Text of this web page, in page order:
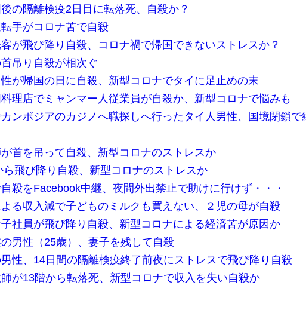
の隔離検疫2日目に転落死、自殺か？
手がコロナ苦で自殺
が飛び降り自殺、コロナ禍で帰国できないストレスか？
吊り自殺が相次ぐ
が帰国の日に自殺、新型コロナでタイに足止めの末
理店でミャンマー人従業員が自殺か、新型コロナで悩みも
ンボジアのカジノへ職探しへ行ったタイ人男性、国境閉鎖で
首を吊って自殺、新型コロナのストレスか
ら飛び降り自殺、新型コロナのストレスか
殺をFacebook中継、夜間外出禁止で助けに行けず・・・
る収入減で子どものミルクも買えない、２児の母が自殺
社員が飛び降り自殺、新型コロナによる経済苦が原因か
男性（25歳）、妻子を残して自殺
性、14日間の隔離検疫終了前夜にストレスで飛び降り自殺
が13階から転落死、新型コロナで収入を失い自殺か